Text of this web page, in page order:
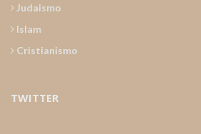
Judaismo
Islam
Cristianismo
TWITTER